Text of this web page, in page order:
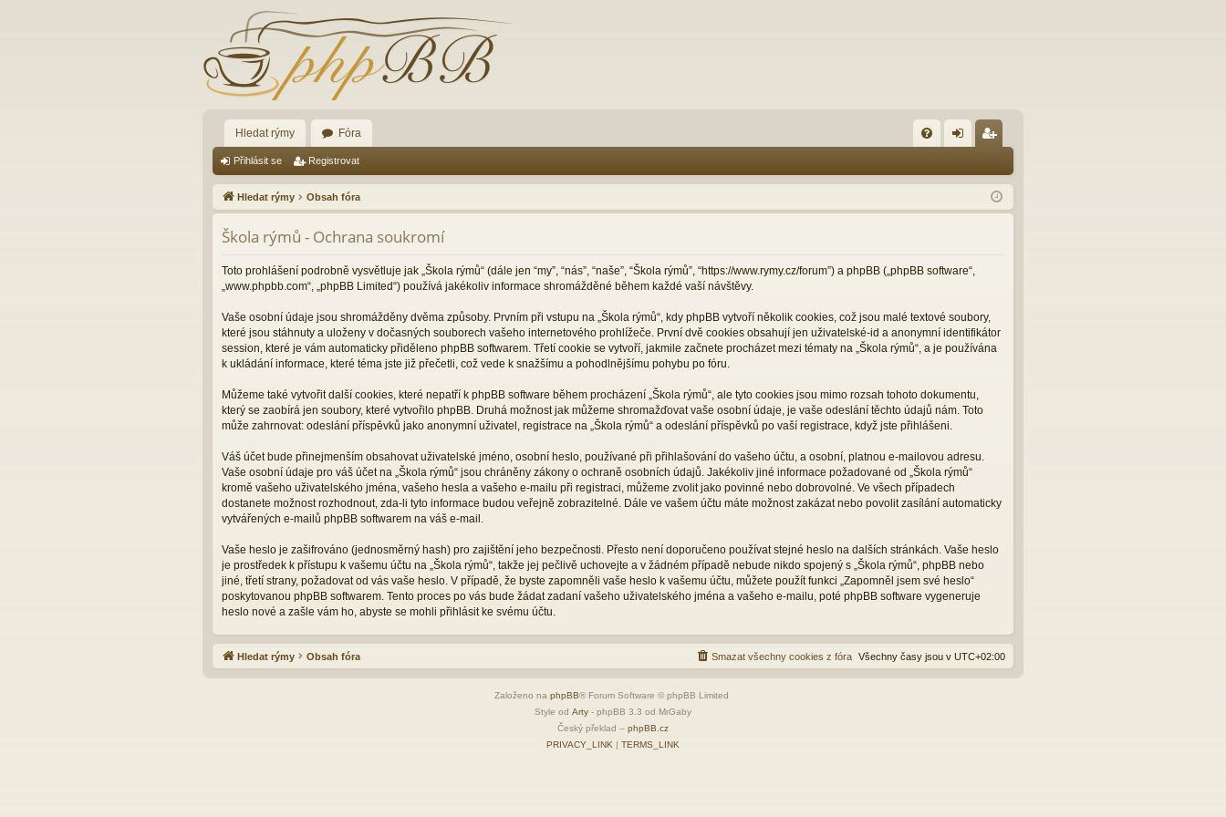
Hledat rýmy Fóra
Q lá
sit
ist
ro
Přihlásit se Registrovat
Hledat rýmy Obsah fóra
Škola rýmů - Ochrana soukromí
Toto prohlášení podrobně vysvětluje jak „Škola rýmů“ (dále jen “my”, “nás”, “naše”, “Škola rýmů”, “https://www.rymy.cz/forum”) a phpBB („phpBB software“,
„www.phpbb.com“, „phpBB Limited“) používá jakékoliv informace shromážděné během každé vaší návštěvy.
Vaše osobní údaje jsou shromážděny dvěma způsoby. Prvním při vstupu na „Škola rýmů“, kdy phpBB vytvoří několik cookies, což jsou malé textové soubory,
které jsou stáhnuty a uloženy v dočasných souborech vašeho internetového prohlížeče. První dvě cookies obsahují jen uživatelské-id a anonymní identifikátor
session, které je vám automaticky přiděleno phpBB softwarem. Třetí cookie se vytvoří, jakmile začnete procházet mezi tématy na „Škola rýmů“, a je používána
k ukládání informace, které téma jste již přečetli, což vede k snažšímu a pohodlnějšímu pohybu po fóru.
Můžeme také vytvořit další cookies, které nepatří k phpBB software během procházení „Škola rýmů“, ale tyto cookies jsou mimo rozsah tohoto dokumentu,
který se zaobírá jen soubory, které vytvořilo phpBB. Druhá možnost jak můžeme shromažďovat vaše osobní údaje, je vaše odeslání těchto údajů nám. Toto
může zahrnovat: odeslání příspěvků jako anonymní uživatel, registrace na „Škola rýmů“ a odeslání příspěvků po vaší registrace, když jste přihlášeni.
Váš účet bude přinejmenším obsahovat uživatelské jméno, osobní heslo, používané při přihlašování do vašeho účtu, a osobní, platnou e-mailovou adresu.
Vaše osobní údaje pro váš účet na „Škola rýmů“ jsou chráněny zákony o ochraně osobních údajů. Jakékoliv jiné informace požadované od „Škola rýmů“
kromě vašeho uživatelského jména, vašeho hesla a vašeho e-mailu při registraci, můžeme zvolit jako povinné nebo dobrovolné. Ve všech případech
dostanete možnost rozhodnout, zda-li tyto informace budou veřejně zobrazitelné. Dále ve vašem účtu máte možnost zakázat nebo povolit zasílání automaticky
vytvářených e-mailů phpBB softwarem na váš e-mail.
Vaše heslo je zašifrováno (jednosměrný hash) pro zajištění jeho bezpečnosti. Přesto není doporučeno používat stejné heslo na dalších stránkách. Vaše heslo
je prostředek k přístupu k vašemu účtu na „Škola rýmů“, takže jej pečlivě uchovejte a v žádném případě nebude nikdo spojený s „Škola rýmů“, phpBB nebo
jiné, třetí strany, požadovat od vás vaše heslo. V případě, že byste zapomněli vaše heslo k vašemu účtu, můžete použít funkci „Zapomněl jsem své heslo“
poskytovanou phpBB softwarem. Tento proces po vás bude žádat zadaní vašeho uživatelského jména a vašeho e-mailu, poté phpBB software vygeneruje
heslo nové a zašle vám ho, abyste se mohli přihlásit ke svému účtu.
Hledat rýmy Obsah fóra Všechny časy jsou v UTC+02:00
Smazat všechny cookies z fóra
Založeno na phpBB® Forum Software © phpBB Limited
Style od Arty - phpBB 3.3 od MrGaby
Český překlad – phpBB.cz
PRIVACY_LINK | TERMS_LINK